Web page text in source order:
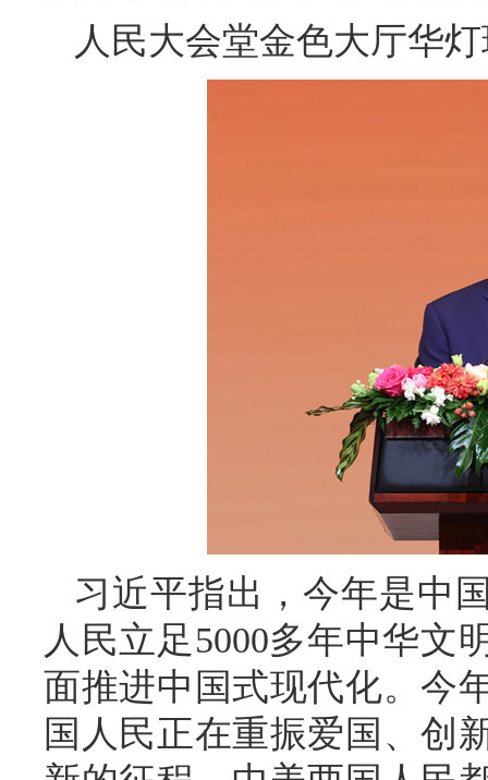
人民大会堂金色大厅华
习近平指出，今年是中
人民立足5000多年中华文
面推进中国式现代化。今
国人民正在重振爱国、创